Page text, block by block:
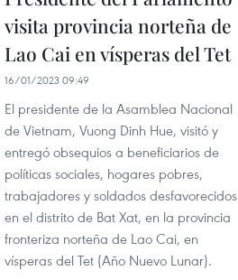
visita provincia norteña de
Lao Cai en vísperas del Tet
16/01/2023 09:49
El presidente de la Asamblea Nacional
de Vietnam, Vuong Dinh Hue, visitó y
entregó obsequios a beneficiarios de
políticas sociales, hogares pobres,
trabajadores y soldados desfavorecidos
en el distrito de Bat Xat, en la provincia
fronteriza norteña de Lao Cai, en
vísperas del Tet (Año Nuevo Lunar).